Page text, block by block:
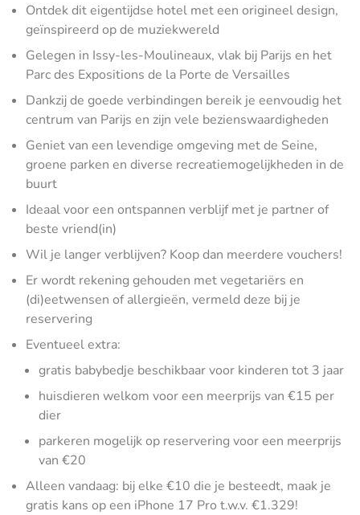
Ontdek dit eigentijdse hotel met een origineel design,
geïnspireerd op de muziekwereld
Gelegen in Issy-les-Moulineaux, vlak bij Parijs en het
Parc des Expositions de la Porte de Versailles
Dankzij de goede verbindingen bereik je eenvoudig het
centrum van Parijs en zijn vele bezienswaardigheden
Geniet van een levendige omgeving met de Seine,
groene parken en diverse recreatiemogelijkheden in de
buurt
Ideaal voor een ontspannen verblijf met je partner of
beste vriend(in)
Wil je langer verblijven? Koop dan meerdere vouchers!
Er wordt rekening gehouden met vegetariërs en
(di)eetwensen of allergieën, vermeld deze bij je
reservering
Eventueel extra:
gratis babybedje beschikbaar voor kinderen tot 3 jaar
huisdieren welkom voor een meerprijs van €15 per
dier
parkeren mogelijk op reservering voor een meerprijs
van €20
Alleen vandaag: bij elke €10 die je besteedt, maak je
gratis kans op een iPhone 17 Pro t.w.v. €1.329!